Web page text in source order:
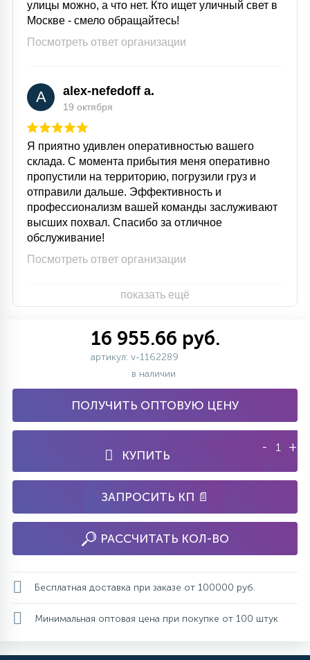
улицы можно, а что нет. Кто ищет уличный свет в
Москве - смело обращайтесь!
Посмотреть ответ организации
A alex-nefedoff a.
19 октября
Я приятно удивлен оперативностью вашего
склада. С момента прибытия меня оперативно
пропустили на территорию, погрузили груз и
отправили дальше. Эффективность и
профессионализм вашей команды заслуживают
высших похвал. Спасибо за отличное
обслуживание!
Посмотреть ответ организации
показать ещё
16 955.66 руб.
артикул: v-1162289
в наличии
ПОЛУЧИТЬ ОПТОВУЮ ЦЕНУ
КУПИТЬ
- +
ЗАПРОСИТЬ КП 📄
РАССЧИТАТЬ КОЛ-ВО
Бесплатная доставка при заказе от 100000 руб.
Минимальная оптовая цена при покупке от 100 штук